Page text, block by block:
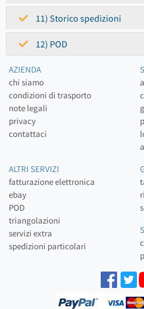
11) Storico spedizioni
12) POD
AZIENDA
chi siamo
condizioni di trasporto
note legali
privacy
contattaci
ALTRI SERVIZI
fatturazione elettronica
ebay
POD
triangolazioni
servizi extra
spedizioni particolari